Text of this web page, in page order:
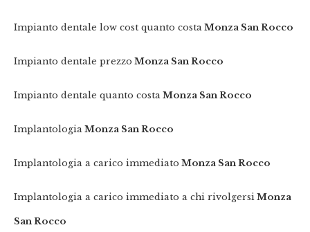
Impianto dentale low cost quanto costa Monza San Rocco
Impianto dentale prezzo Monza San Rocco
Impianto dentale quanto costa Monza San Rocco
Implantologia Monza San Rocco
Implantologia a carico immediato Monza San Rocco
Implantologia a carico immediato a chi rivolgersi Monza
San Rocco